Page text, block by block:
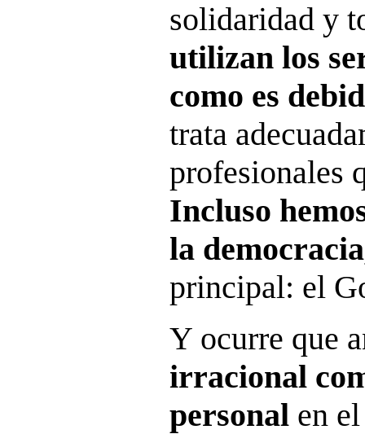
solidaridad y
utilizan los
como es
trata
profesionales
Incluso
la
principal: el
Y ocurre que
irracional
personal en